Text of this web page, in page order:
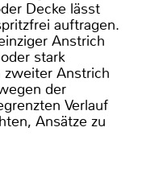
Decke lässt
auftragen.
Anstrich
stark
zweiter Anstrich
der
Verlauf
Ansätze zu